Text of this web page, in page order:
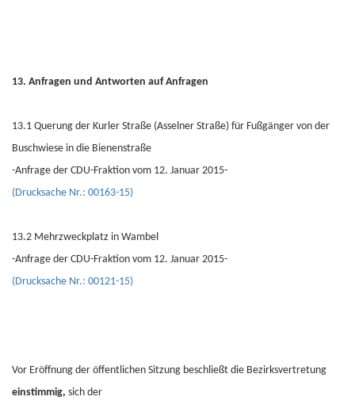
13. Anfragen und Antworten auf Anfragen
13.1 Querung der Kurler Straße (Asselner Straße) für Fußgänger von der
Buschwiese in die Bienenstraße
-Anfrage der CDU-Fraktion vom 12. Januar 2015-
(Drucksache Nr.: 00163-15)
13.2 Mehrzweckplatz in Wambel
-Anfrage der CDU-Fraktion vom 12. Januar 2015-
(Drucksache Nr.: 00121-15)
Vor Eröffnung der öffentlichen Sitzung beschließt die Bezirksvertretung
einstimmig, sich der